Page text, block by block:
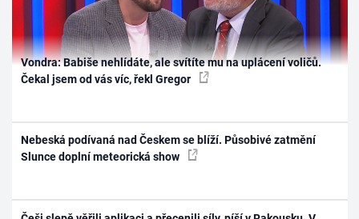
Vondra: Babiše nehlídáte, ale svítíte mu na uplácení voličů.
Čekal jsem od vás víc, řekl Gregor
Nebeská podívaná nad Českem se blíží. Působivé zatmění
Slunce doplní meteorická show